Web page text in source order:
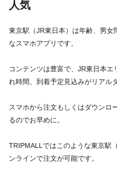
人気
東京駅（JR東日本）は年齢、男女
なスマホアプリです。
コンテンツは豊富で、JR東日本
れ時間、到着予定見込みがリアル
スマホから注文もしくはダウンロ
るのでお早めに。
TRIPMALLではこのような東京駅
ンラインで注文が可能です。